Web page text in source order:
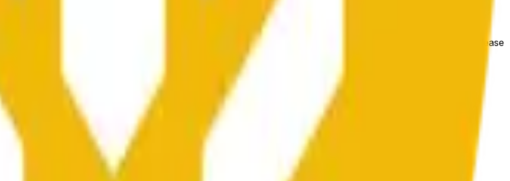
全体の状況に影響される可能性があります。
range specified in the title is greater than or equal to the price at the beginning of that range. Otherwise, it will
from Chainlink, specifically the BNB/USD data stream available at https://data.chain.link/streams/bnb-usd. Please
BNB/USD, not according to other sources or spot markets.